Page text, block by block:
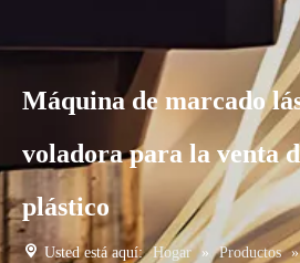
Máquina de marcado
voladora para la venta
plástico
Usted está aquí: Hogar » Productos